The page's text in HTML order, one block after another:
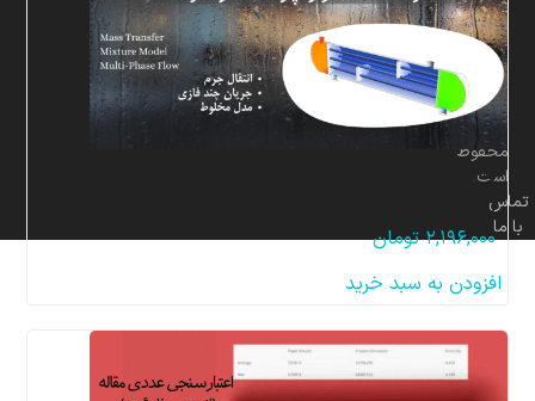
چگالش در کندانسور پوسته و لوله، شبیه سازی با
انسیس فلوئنت
۲,۱۹۶,۰۰۰ تومان
افزودن به سبد خرید
صنعت
سیال
و
سازه
مهر
محفوظ
است.
تماس
با ما